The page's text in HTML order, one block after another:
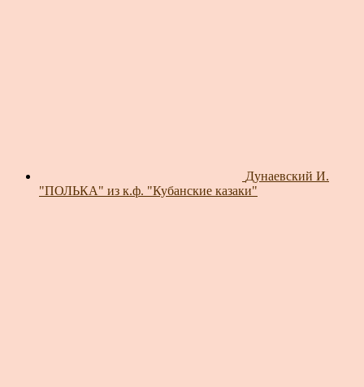
Дунаевский И.
"ПОЛЬКА" из к.ф. "Кубанские казаки"